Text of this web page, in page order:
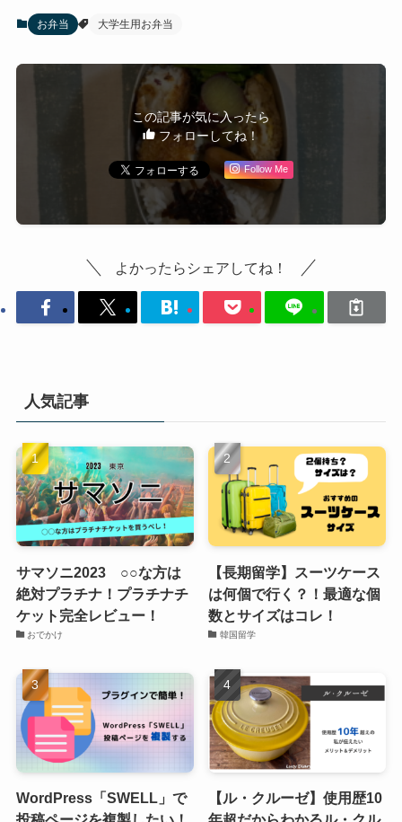
お弁当 大学生用お弁当
この記事が気に入ったら
フォローしてね！
Follow Me
よかったらシェアしてね！
人気記事
サマソニ2023 ○○な方は
絶対プラチナ！プラチナチ
ケット完全レビュー！
おでかけ
【長期留学】スーツケース
は何個で行く？！最適な個
数とサイズはコレ！
韓国留学
WordPress「SWELL」で
【ル・クルーゼ】使用歴10